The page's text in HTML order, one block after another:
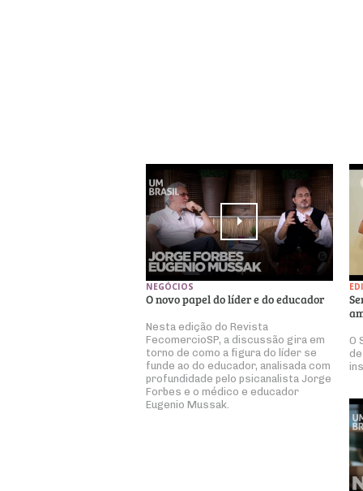
NEGÓCIOS
O novo papel do líder e do educador
Nesta edição do Revista
FecomercioSP, a discussão gira em
torno de como a figura do líder se
funde ao do educador, analisada com
profundidade pelo psicanalista Jorge
Forbes e o médico e educador
Eugenio Mussak.
O